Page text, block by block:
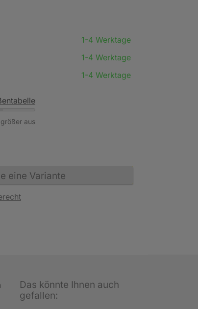
1-4 Werktage
1-4 Werktage
1-4 Werktage
aus
eine Variante
Das könnte Ihnen auch
gefallen: